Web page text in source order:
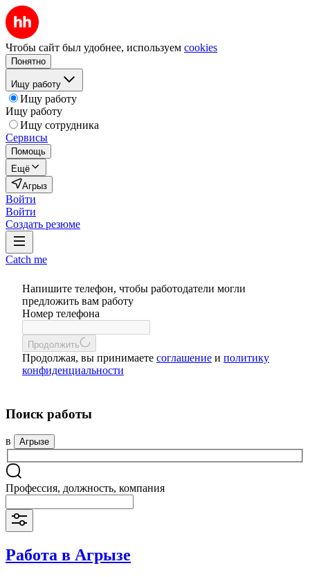
Чтобы сайт был удобнее, используем cookies
Понятно
Ищу работу
Ищу работу
Ищу работу
Ищу сотрудника
Сервисы
Помощь
Ещё
Агрыз
Войти
Войти
Создать резюме
Catch me
Напишите телефон, чтобы работодатели могли
предложить вам работу
Номер телефона
Продолжить
Продолжая, вы принимаете соглашение и политику
конфиденциальности
Поиск работы
в Агрызе
Профессия, должность, компания
Работа в Агрызе